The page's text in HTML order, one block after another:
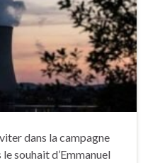
dans la campagne
souhait d’Emmanuel